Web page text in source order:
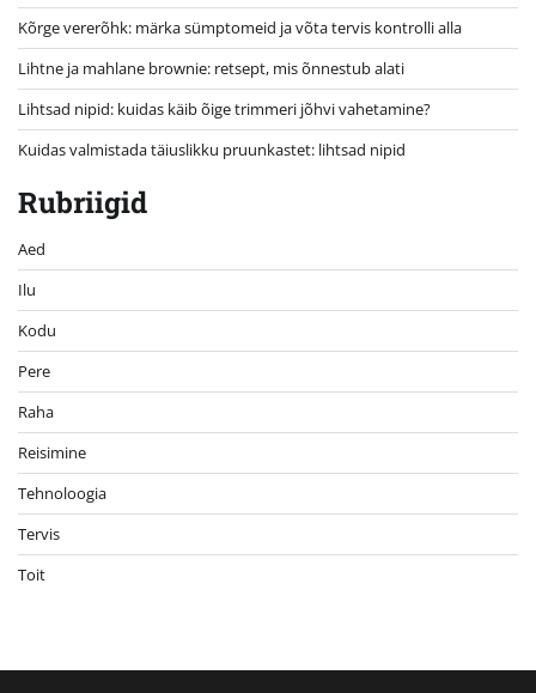
Kõrge vererõhk: märka sümptomeid ja võta tervis kontrolli alla
Lihtne ja mahlane brownie: retsept, mis õnnestub alati
Lihtsad nipid: kuidas käib õige trimmeri jõhvi vahetamine?
Kuidas valmistada täiuslikku pruunkastet: lihtsad nipid
Rubriigid
Aed
Ilu
Kodu
Pere
Raha
Reisimine
Tehnoloogia
Tervis
Toit